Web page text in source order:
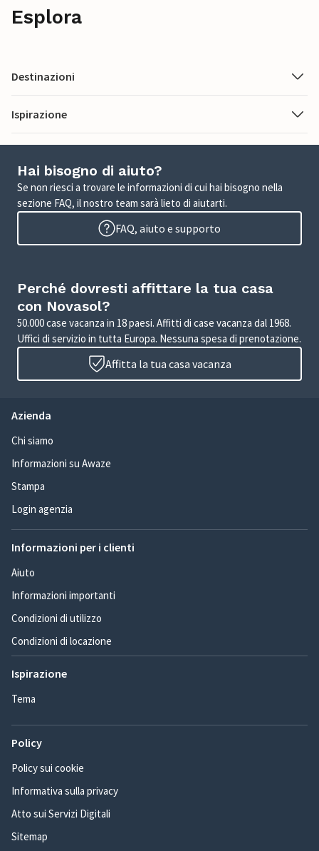
Esplora
Destinazioni
Ispirazione
Hai bisogno di aiuto?
Se non riesci a trovare le informazioni di cui hai bisogno nella
sezione FAQ, il nostro team sarà lieto di aiutarti.
FAQ, aiuto e supporto
Perché dovresti affittare la tua casa
con Novasol?
50.000 case vacanza in 18 paesi. Affitti di case vacanza dal 1968.
Uffici di servizio in tutta Europa. Nessuna spesa di prenotazione.
Affitta la tua casa vacanza
Azienda
Chi siamo
Informazioni su Awaze
Stampa
Login agenzia
Informazioni per i clienti
Aiuto
Informazioni importanti
Condizioni di utilizzo
Condizioni di locazione
Ispirazione
Tema
Policy
Policy sui cookie
Informativa sulla privacy
Atto sui Servizi Digitali
Sitemap